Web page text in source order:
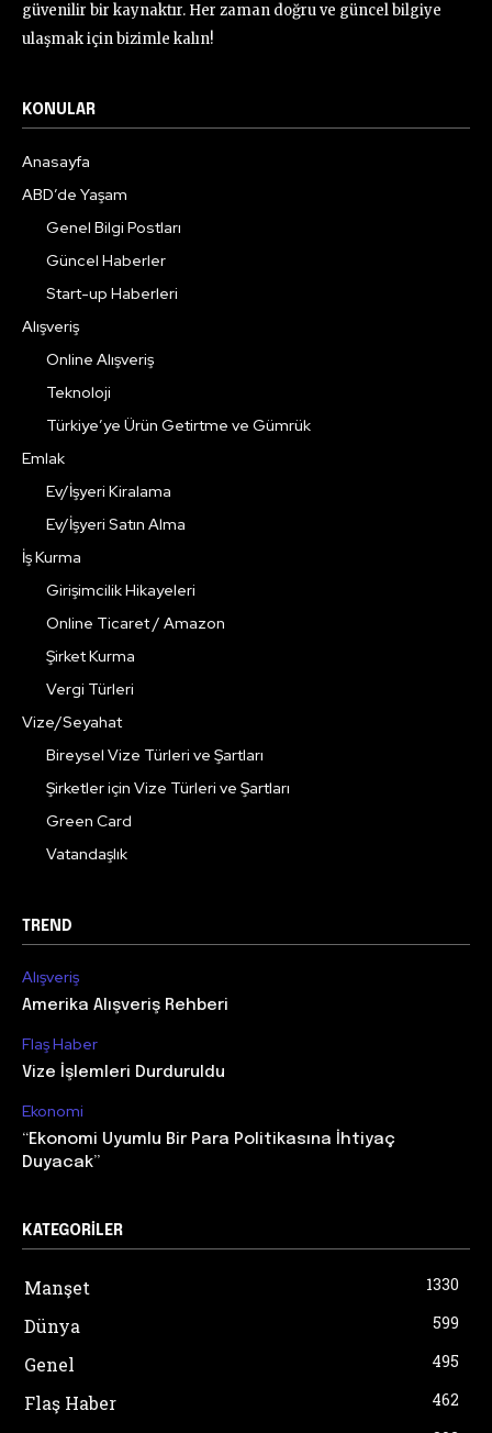
güvenilir bir kaynaktır. Her zaman doğru ve güncel bilgiye
ulaşmak için bizimle kalın!
KONULAR
Anasayfa
ABD’de Yaşam
Genel Bilgi Postları
Güncel Haberler
Start-up Haberleri
Alışveriş
Online Alışveriş
Teknoloji
Türkiye’ye Ürün Getirtme ve Gümrük
Emlak
Ev/İşyeri Kiralama
Ev/İşyeri Satın Alma
İş Kurma
Girişimcilik Hikayeleri
Online Ticaret / Amazon
Şirket Kurma
Vergi Türleri
Vize/Seyahat
Bireysel Vize Türleri ve Şartları
Şirketler için Vize Türleri ve Şartları
Green Card
Vatandaşlık
TREND
Alışveriş
Amerika Alışveriş Rehberi
Flaş Haber
Vize İşlemleri Durduruldu
Ekonomi
“Ekonomi Uyumlu Bir Para Politikasına İhtiyaç
Duyacak”
KATEGORILER
Manşet 1330
Dünya 599
Genel 495
Flaş Haber 462